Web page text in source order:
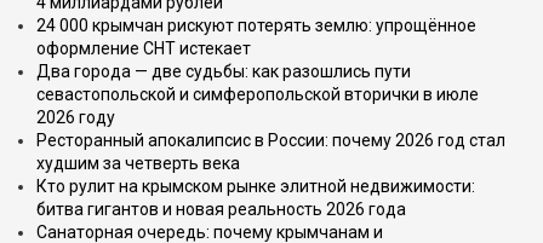
24 000 крымчан рискуют потерять землю: упрощённое
оформление СНТ истекает
Два города — две судьбы: как разошлись пути
севастопольской и симферопольской вторички в июле
2026 году
Ресторанный апокалипсис в России: почему 2026 год стал
худшим за четверть века
Кто рулит на крымском рынке элитной недвижимости:
битва гигантов и новая реальность 2026 года
Санаторная очередь: почему крымчанам и